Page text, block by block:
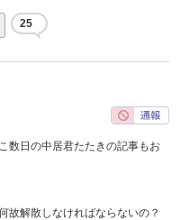
25
数日の中居君たたきの記事もお
故解散しなければならないの？